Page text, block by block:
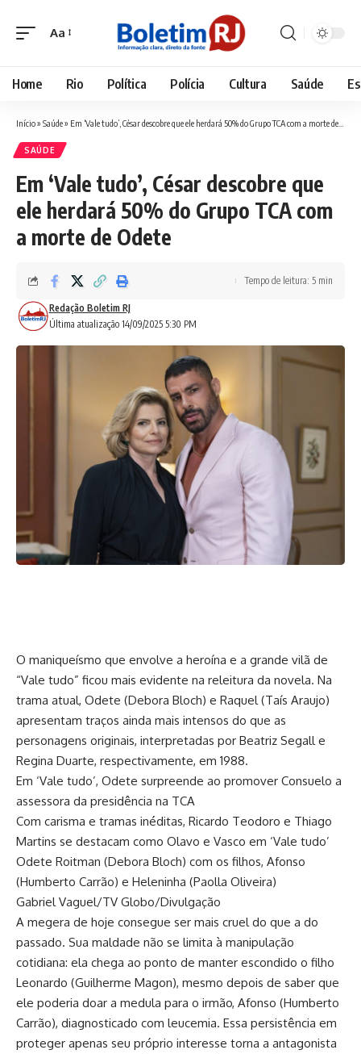
Font
Aa
Home Rio Política Polícia Cultura Saúde
Início» Saúde» Em ‘Vale tudo’, César descobre que ele herdará 50% do Grupo TCA com a morte de Odete
SAÚDE
Em ‘Vale tudo’, César descobre que
ele herdará 50% do Grupo TCA com
a morte de Odete
Última atualização 14/09/2025 5:30 PM
Redação Boletim RJ
Tempo de leitura: 5 min
O maniqueísmo que envolve a heroína e a grande vilã de
“Vale tudo” ficou mais evidente na releitura da novela. Na
trama atual, Odete (Debora Bloch) e Raquel (Taís Araujo)
apresentam traços ainda mais intensos do que as
personagens originais, interpretadas por Beatriz Segall e
Regina Duarte, respectivamente, em 1988.
Em ‘Vale tudo’, Odete surpreende ao promover Consuelo a
assessora da presidência na TCA
Com carisma e tramas inéditas, Ricardo Teodoro e Thiago
Martins se destacam como Olavo e Vasco em ‘Vale tudo’
Odete Roitman (Debora Bloch) com os filhos, Afonso
(Humberto Carrão) e Heleninha (Paolla Oliveira)
Gabriel Vaguel/TV Globo/Divulgação
A megera de hoje consegue ser mais cruel do que a do
passado. Sua maldade não se limita à manipulação
cotidiana: ela chega ao ponto de manter escondido o filho
Leonardo (Guilherme Magon), mesmo depois de saber que
ele poderia doar a medula para o irmão, Afonso (Humberto
Carrão), diagnosticado com leucemia. Essa persistência em
proteger apenas seu próprio interesse torna a antagonista